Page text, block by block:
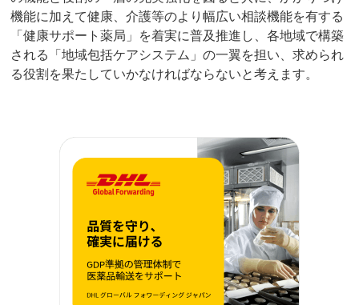
機能に加えて健康、介護等のより幅広い相談機能を有する
「健康サポート薬局」を着実に普及推進し、各地域で構築
される「地域包括ケアシステム」の一翼を担い、求められ
る役割を果たしていかなければならないと考えます。